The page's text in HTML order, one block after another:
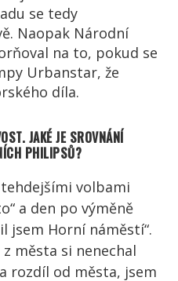
se tedy
Naopak Národní
na to, pokud se
Urbanstar, že
díla.
JAKÉ JE SROVNÁNÍ
PHILIPSŮ?
volbami
a den po výměně
jsem Horní náměstí“.
města si nenechal
rozdíl od města, jsem